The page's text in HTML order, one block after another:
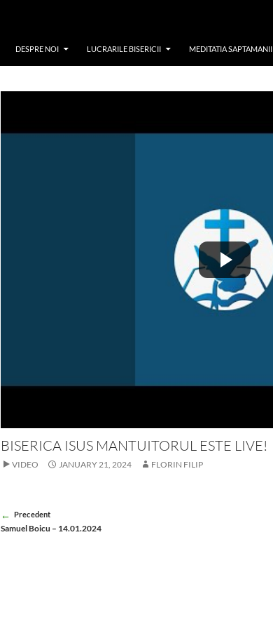
DESPRE NOI LUCRARILE BISERICII MEDITATIA SAPTAMANII
BISERICA ISUS MANTUITORUL ESTE LIVE!
VIDEO JANUARY 21, 2024 FLORIN FILIP
Post
Precedent
Samuel Boicu – 14.01.2024